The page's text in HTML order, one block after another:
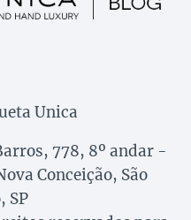
Unica
778, 8º andar -
Conceição, São
SP